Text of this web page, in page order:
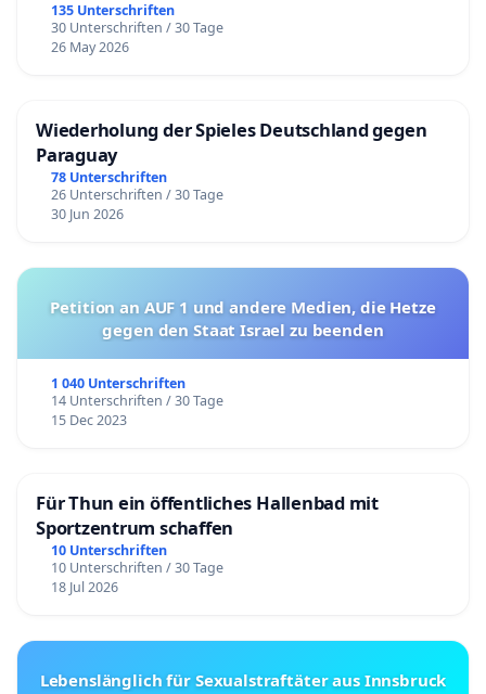
135 Unterschriften
30 Unterschriften / 30 Tage
26 May 2026
Wiederholung der Spieles Deutschland gegen
Paraguay
78 Unterschriften
26 Unterschriften / 30 Tage
30 Jun 2026
Petition an AUF 1 und andere Medien, die Hetze
gegen den Staat Israel zu beenden
1 040 Unterschriften
14 Unterschriften / 30 Tage
15 Dec 2023
Für Thun ein öffentliches Hallenbad mit
Sportzentrum schaffen
10 Unterschriften
10 Unterschriften / 30 Tage
18 Jul 2026
Lebenslänglich für Sexualstraftäter aus Innsbruck